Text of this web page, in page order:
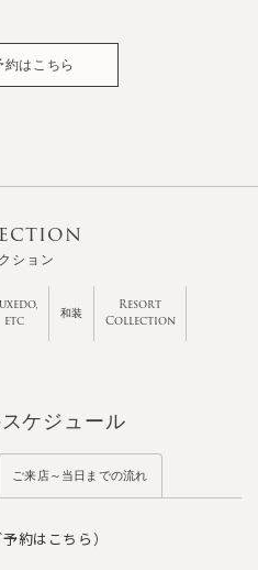
約はこちら
ション
etc
和装
Resort
Collection
ケジュール
ご来店～当日までの流れ
予約はこちら）